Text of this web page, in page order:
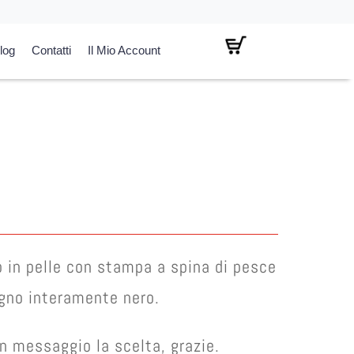
Contatti Il Mio Account
in pelle con stampa a spina di pesce
interamente nero.
messaggio la scelta, grazie.